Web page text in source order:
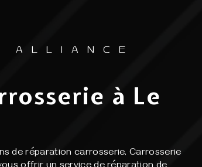
ALLIANCE
à Le
de réparation carrosserie, Carrosserie